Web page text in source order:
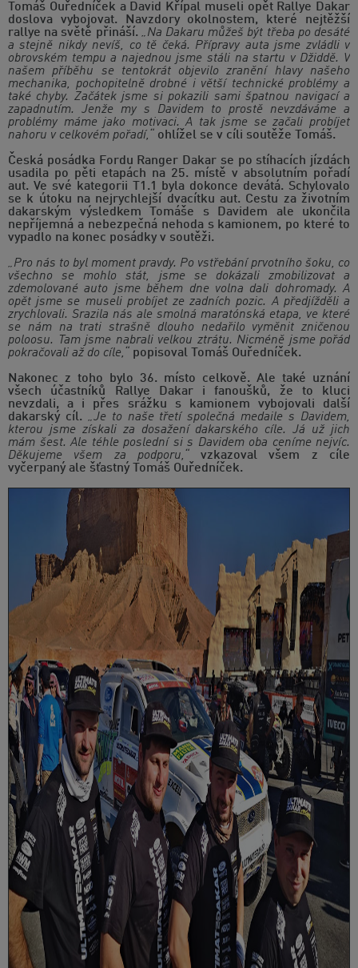
Tomáš Ouředníček a David Křípal museli opět Rallye Dakar
doslova vybojovat. Navzdory okolnostem, které nejtěžší
rallye na světě přináší. „Na Dakaru můžeš být třeba po desáté
a stejně nikdy nevíš, co tě čeká. Přípravy auta jsme zvládli v
obrovském tempu a najednou jsme stáli na startu v Džiddě. V
našem příběhu se tentokrát objevilo zranění hlavy našeho
mechanika, pochopitelně drobné i větší technické problémy a
také chyby. Začátek jsme si pokazili sami špatnou navigací a
zapadnutím. Jenže my s Davidem to prostě nevzdáváme a
problémy máme jako motivaci. A tak jsme se začali probíjet
nahoru v celkovém pořadí,“
ohlížel se v cíli soutěže Tomáš.
Česká posádka Fordu Ranger Dakar se po stíhacích jízdách
usadila po pěti etapách na 25. místě v absolutním pořadí
aut. Ve své kategorii T1.1 byla dokonce devátá. Schylovalo
se k útoku na nejrychlejší dvacítku aut. Cestu za životním
dakarským výsledkem Tomáše s Davidem ale ukončila
nepříjemná a nebezpečná nehoda s kamionem, po které to
vypadlo na konec posádky v soutěži.
„Pro nás to byl moment pravdy. Po vstřebání prvotního šoku, co
všechno se mohlo stát, jsme se dokázali zmobilizovat a
zdemolované auto jsme během dne volna dali dohromady. A
opět jsme se museli probíjet ze zadních pozic. A předjížděli a
zrychlovali. Srazila nás ale smolná maratónská etapa, ve které
se nám na trati strašně dlouho nedařilo vyměnit zničenou
poloosu. Tam jsme nabrali velkou ztrátu. Nicméně jsme pořád
pokračovali až do cíle,“
popisoval Tomáš Ouředníček.
Nakonec z toho bylo 36. místo celkově. Ale také uznání
všech účastníků Rallye Dakar i fanoušků, že to kluci
nevzdali, a i přes srážku s kamionem vybojovali další
dakarský cíl. „Je to naše třetí společná medaile s Davidem,
kterou jsme získali za dosažení dakarského cíle. Já už jich
mám šest. Ale téhle poslední si s Davidem oba ceníme nejvíc.
Děkujeme všem za podporu,“vzkazoval všem z cíle
vyčerpaný ale šťastný Tomáš Ouředníček.